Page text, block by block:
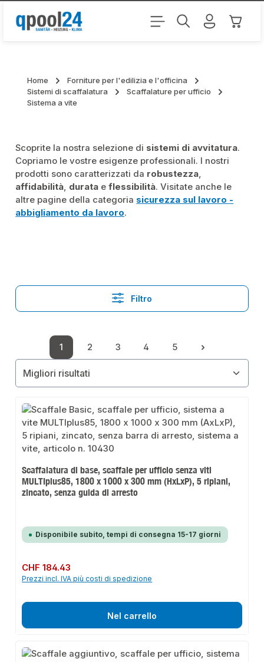
Passa al contenuto principale Il
Home
Forniture per l'edilizia e l'officina
Sistemi di scaffalatura
Scaffalature per ufficio
Sistema a vite
Scoprite la nostra selezione di sistemi di avvitatura.
Copriamo le vostre esigenze professionali. I nostri
prodotti sono caratterizzati da robustezza,
affidabilità, durata eflessibilità. Visitate anche le
altre pagine della categoria sicurezza sul lavoro -
abbigliamento da lavoro.
Filtro
Pagina
1
Pagina
2
Pagina
3
Pagina
4
Pagina
5
Scaffalatura di base, scaffale per ufficio senza viti
MULTIplus85, 1800 x 1000 x 300 mm (HxLxP), 5 ripiani,
zincato, senza guida di arresto
Disponibile subito, tempi di consegna 15-17 giorni
Prezzo normale:
CHF 184.43
Prezzi incl. IVA più costi di spedizione
Nel carrello